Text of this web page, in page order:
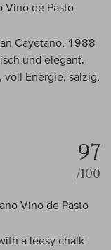
Vino de Pasto
Cayetano, 1988
und elegant.
voll Energie, salzig,
97
/100
Vino de Pasto
a leesy chalk